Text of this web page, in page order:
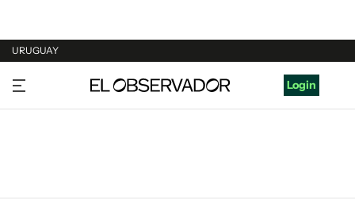
URUGUAY
URUGUAY
ARGENTINA
Login